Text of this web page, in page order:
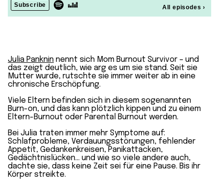
Julia Panknin nennt sich Mom Burnout Survivor – und
das zeigt deutlich, wie arg es um sie stand. Seit sie
Mutter wurde, rutschte sie immer weiter ab in eine
chronische Erschöpfung.
Viele Eltern befinden sich in diesem sogenannten
Burn-on, und das kann plötzlich kippen und zu einem
Eltern-Burnout oder Parental Burnout werden.
Bei Julia traten immer mehr Symptome auf:
Schlafprobleme, Verdauungsstörungen, fehlender
Appetit, Gedankenkreisen, Panikattacken,
Gedächtnislücken… und wie so viele andere auch,
dachte sie, dass keine Zeit sei für eine Pause. Bis ihr
Körper streikte.